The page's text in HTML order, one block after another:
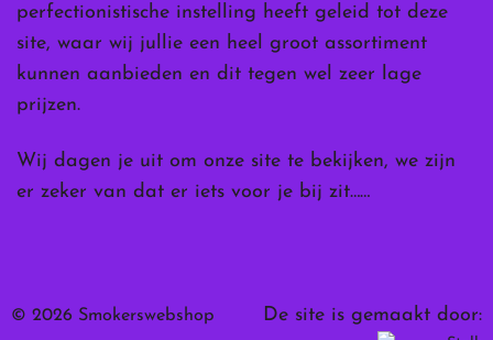
perfectionistische instelling heeft geleid tot deze
site, waar wij jullie een heel groot assortiment
kunnen aanbieden en dit tegen wel zeer lage
prijzen.
Wij dagen je uit om onze site te bekijken, we zijn
er zeker van dat er iets voor je bij zit……
© 2026 Smokerswebshop De site is gemaakt door: